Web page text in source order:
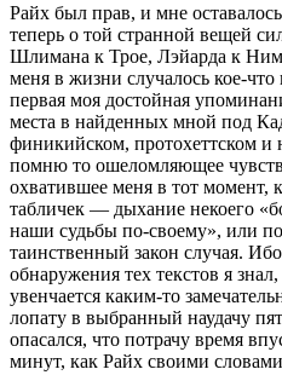
Райх был прав, и мне
теперь о той странной вещей
Шлимана к Трое, Лэйарда к
меня в жизни случалось
первая моя достойная
места в найденных мной под
финикийском, протохеттском и
помню то ошеломляющее
охватившее меня в тот момент,
табличек — дыхание некоего
наши судьбы по‑своему», или
таинственный закон случая.
обнаружения тех текстов я
увенчается каким‑то
лопату в выбранный наудачу
опасался, что потрачу время
минут, как Райх своими